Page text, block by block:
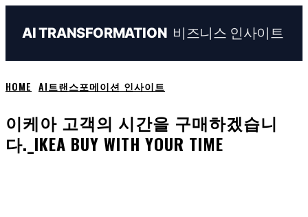
AI TRANSFORMATION 비즈니스 인사이트
HOME AI트랜스포메이션 인사이트
이케아 고객의 시간을 구매하겠습니
다._IKEA BUY WITH YOUR TIME